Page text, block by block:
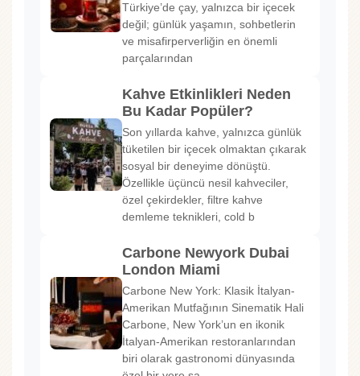
Türkiye’de çay, yalnızca bir içecek
değil; günlük yaşamın, sohbetlerin
ve misafirperverliğin en önemli
parçalarından
Kahve Etkinlikleri Neden
Bu Kadar Popüler?
Son yıllarda kahve, yalnızca günlük
tüketilen bir içecek olmaktan çıkarak
sosyal bir deneyime dönüştü.
Özellikle üçüncü nesil kahveciler,
özel çekirdekler, filtre kahve
demleme teknikleri, cold b
Carbone Newyork Dubai
London Miami
Carbone New York: Klasik İtalyan-
Amerikan Mutfağının Sinematik Hali
Carbone, New York’un en ikonik
İtalyan-Amerikan restoranlarından
biri olarak gastronomi dünyasında